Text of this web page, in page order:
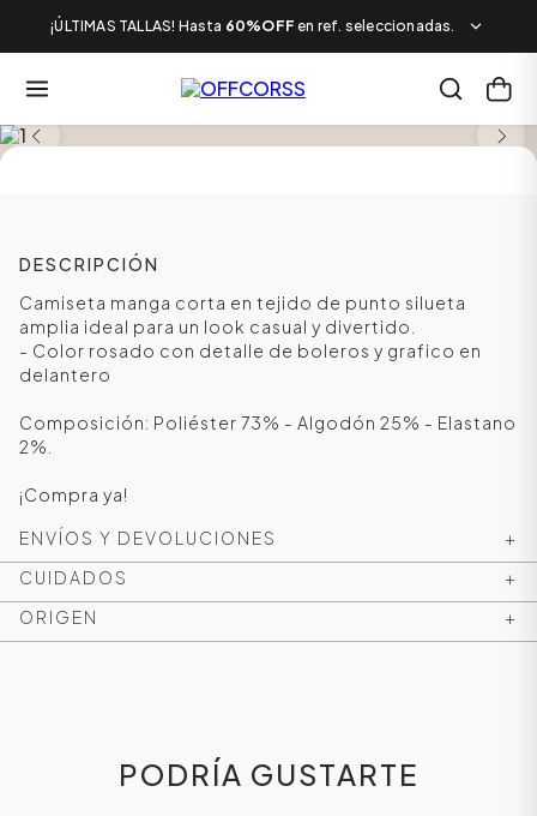
¡ÚLTIMAS TALLAS! Hasta 60%OFF en ref. seleccionadas.
DESCRIPCIÓN
Camiseta manga corta en tejido de punto silueta
amplia ideal para un look casual y divertido.
- Color rosado con detalle de boleros y grafico en
delantero
Composición: Poliéster 73% - Algodón 25% - Elastano
2%.
¡Compra ya!
ENVÍOS Y DEVOLUCIONES
+
CUIDADOS
+
ORIGEN
+
PODRÍA GUSTARTE